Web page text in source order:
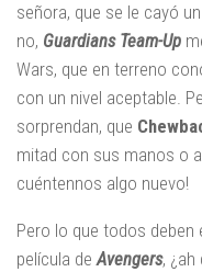
señora, que se le cayó
no, Guardians Team-Up
Wars, que en terreno
con un nivel aceptable.
sorprendan, que
mitad con sus manos o
cuéntennos algo nuevo!
Pero lo que todos
película deAvengers,